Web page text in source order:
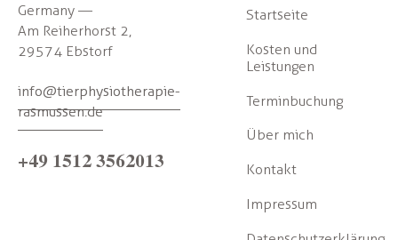
Germany —
Am Reiherhorst 2,
29574 Ebstorf
info@tierphysiotherapie-
rasmussen.de
+49 1512 3562013
Startseite
Kosten und
Leistungen
Terminbuchung
Über mich
Kontakt
Impressum